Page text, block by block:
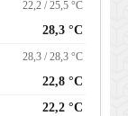
22,2 / 25,5 °C
28,3 °C
28,3 / 28,3 °C
22,8 °C
22,2 °C